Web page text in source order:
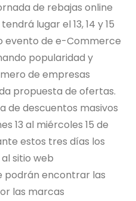
de rebajas online
lugar el 13, 14 y 15
evento de e-Commerce
popularidad y
de empresas
propuesta de ofertas.
de descuentos masivos
13 al miércoles 15 de
estos tres días los
sitio web
podrán encontrar las
las marcas